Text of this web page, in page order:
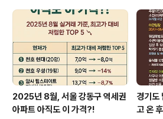
2025년 8월, 서울 강동구 역세권
아파트 아직도 이 가격?!
경기도
고 온 후